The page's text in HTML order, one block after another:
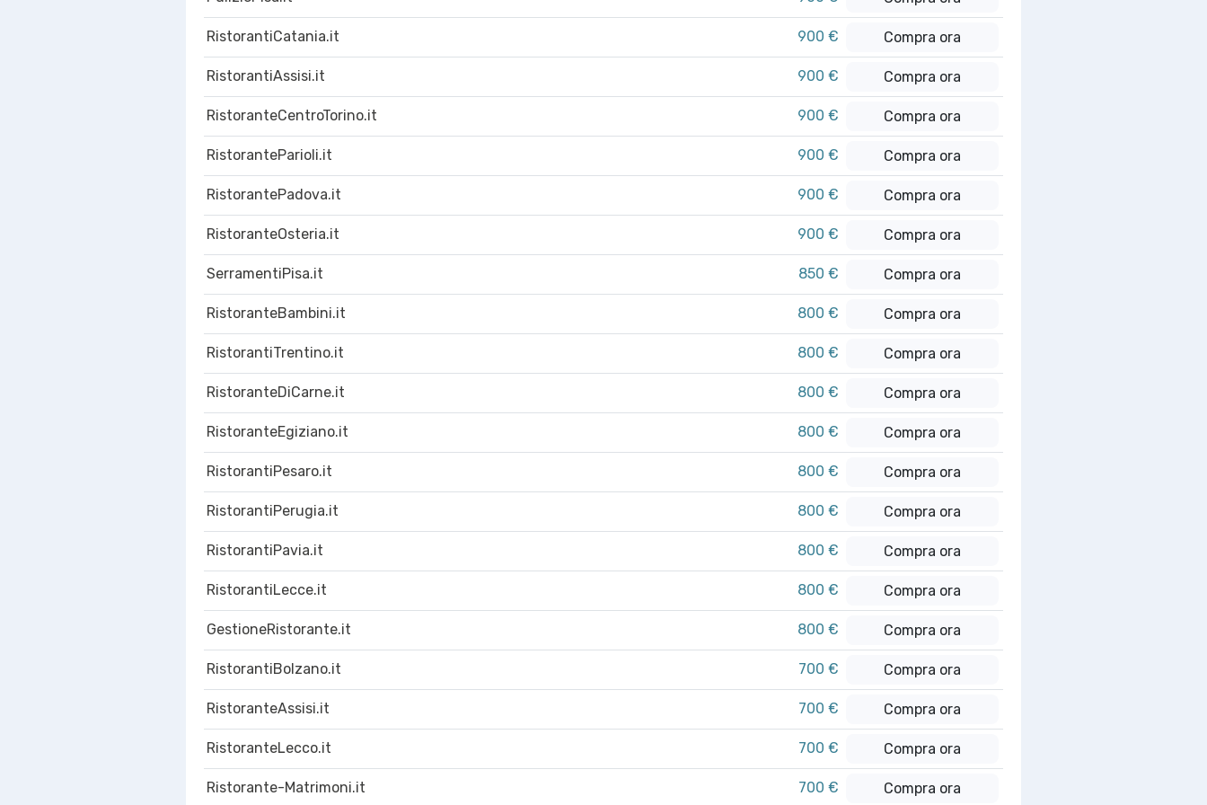
RistorantiCatania.it 900 € Compra ora
RistorantiAssisi.it 900 € Compra ora
RistoranteCentroTorino.it 900 € Compra ora
RistoranteParioli.it 900 € Compra ora
RistorantePadova.it 900 € Compra ora
RistoranteOsteria.it 900 € Compra ora
SerramentiPisa.it 850 € Compra ora
RistoranteBambini.it 800 € Compra ora
RistorantiTrentino.it 800 € Compra ora
RistoranteDiCarne.it 800 € Compra ora
RistoranteEgiziano.it 800 € Compra ora
RistorantiPesaro.it 800 € Compra ora
RistorantiPerugia.it 800 € Compra ora
RistorantiPavia.it 800 € Compra ora
RistorantiLecce.it 800 € Compra ora
GestioneRistorante.it 800 € Compra ora
RistorantiBolzano.it 700 € Compra ora
RistoranteAssisi.it 700 € Compra ora
RistoranteLecco.it 700 € Compra ora
Ristorante-Matrimoni.it 700 € Compra ora